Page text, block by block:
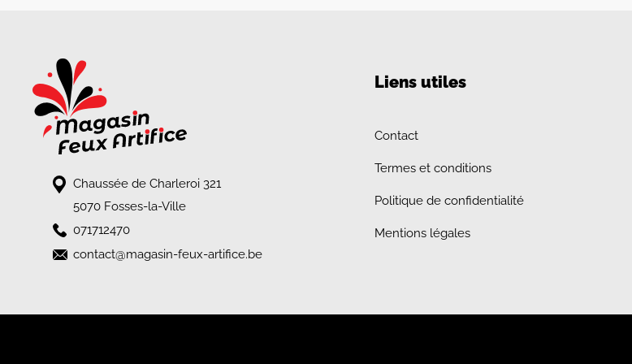
Chaussée de Charleroi 321
5070 Fosses-la-Ville
071712470
contact@magasin-feux-artifice.be
Liens utiles
Contact
Termes et conditions
Politique de confidentialité
Mentions légales